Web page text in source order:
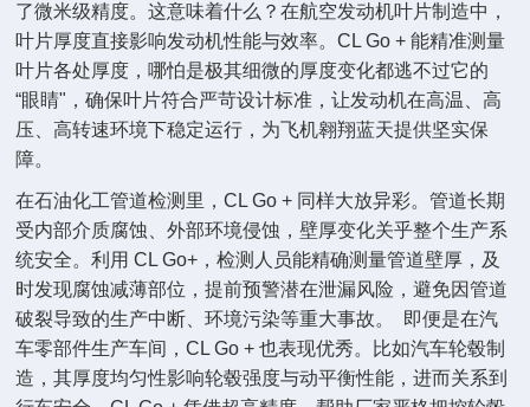
了微米级精度。这意味着什么？在航空发动机叶片制造中，
叶片厚度直接影响发动机性能与效率。CL Go + 能精准测量
叶片各处厚度，哪怕是极其细微的厚度变化都逃不过它的
“眼睛"，确保叶片符合严苛设计标准，让发动机在高温、高
压、高转速环境下稳定运行，为飞机翱翔蓝天提供坚实保
障。
在石油化工管道检测里，CL Go + 同样大放异彩。管道长期
受内部介质腐蚀、外部环境侵蚀，壁厚变化关乎整个生产系
统安全。利用 CL Go+，检测人员能精确测量管道壁厚，及
时发现腐蚀减薄部位，提前预警潜在泄漏风险，避免因管道
破裂导致的生产中断、环境污染等重大事故。 即便是在汽
车零部件生产车间，CL Go + 也表现优秀。比如汽车轮毂制
造，其厚度均匀性影响轮毂强度与动平衡性能，进而关系到